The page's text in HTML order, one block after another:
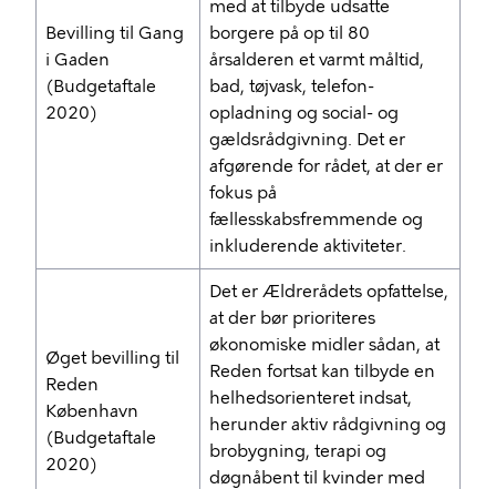
Bevilling til Gang
i Gaden
(Budgetaftale
2020)
med at tilbyde udsatte
borgere på op til 80
årsalderen et varmt måltid,
bad, tøjvask, telefon-
opladning og social- og
gældsrådgivning. Det er
afgørende for rådet, at der er
fokus på
fællesskabsfremmende og
inkluderende aktiviteter.
Øget bevilling til
Reden
København
(Budgetaftale
2020)
Det er Ældrerådets opfattelse,
at der bør prioriteres
økonomiske midler sådan, at
Reden fortsat kan tilbyde en
helhedsorienteret indsat,
herunder aktiv rådgivning og
brobygning, terapi og
døgnåbent til kvinder med